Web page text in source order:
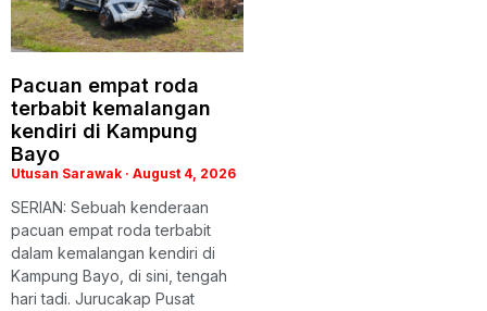
Pacuan empat roda
terbabit kemalangan
kendiri di Kampung
Bayo
Utusan Sarawak August 4, 2026
SERIAN: Sebuah kenderaan
pacuan empat roda terbabit
dalam kemalangan kendiri di
Kampung Bayo, di sini, tengah
hari tadi. Jurucakap Pusat